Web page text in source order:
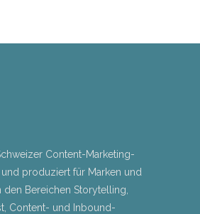
Content-Marketing-
produziert für Marken und
den Bereichen Storytelling,
Content- und Inbound-